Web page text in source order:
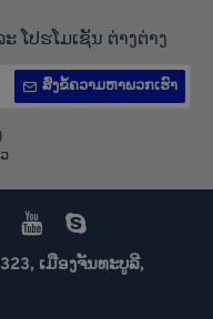
ໂປຮໂມເຊັນ ຕ່າງຕ່າງ
ສົ່ງຂໍ້ຄວາມຫາພວກເຮົາ
ເມືອງຈັນທະບູລີ,